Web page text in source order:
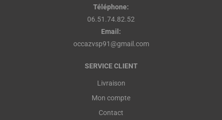
Téléphone:
06.51.74.82.52
Email:
occazvsp91@gmail.com
SERVICE CLIENT
Livraison
Mon compte
Contact